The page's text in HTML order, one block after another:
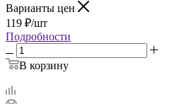
Варианты цен
119 ₽/шт
Подробности
В корзину